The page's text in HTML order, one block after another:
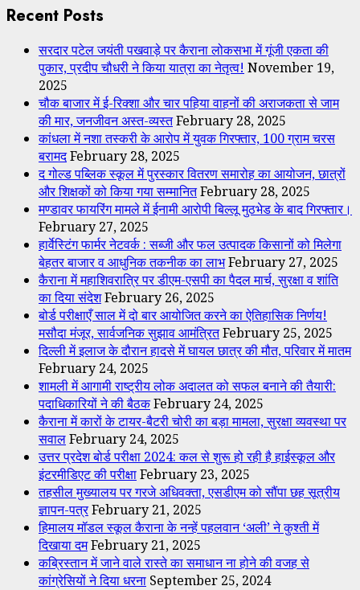
Recent Posts
सरदार पटेल जयंती पखवाड़े पर कैराना लोकसभा में गूंजी एकता की
पुकार, प्रदीप चौधरी ने किया यात्रा का नेतृत्व! November 19,
2025
चौक बाजार में ई-रिक्शा और चार पहिया वाहनों की अराजकता से जाम
की मार, जनजीवन अस्त-व्यस्तFebruary 28, 2025
कांधला में नशा तस्करी के आरोप में युवक गिरफ्तार, 100 ग्राम चरस
बरामदFebruary 28, 2025
द गोल्ड पब्लिक स्कूल में पुरस्कार वितरण समारोह का आयोजन, छात्रों
और शिक्षकों को किया गया सम्मानितFebruary 28, 2025
मण्डावर फायरिंग मामले में ईनामी आरोपी बिल्लू मुठभेड के बाद गिरफ्तार।
February 27, 2025
हार्वेस्टिंग फार्मर नेटवर्क : सब्जी और फल उत्पादक किसानों को मिलेगा
बेहतर बाजार व आधुनिक तकनीक का लाभFebruary 27, 2025
कैराना में महाशिवरात्रि पर डीएम-एसपी का पैदल मार्च, सुरक्षा व शांति
का दिया संदेशFebruary 26, 2025
बोर्ड परीक्षाएँ साल में दो बार आयोजित करने का ऐतिहासिक निर्णय!
मसौदा मंजूर, सार्वजनिक सुझाव आमंत्रितFebruary 25, 2025
दिल्ली में इलाज के दौरान हादसे में घायल छात्र की मौत, परिवार में मातम
February 24, 2025
शामली में आगामी राष्ट्रीय लोक अदालत को सफल बनाने की तैयारी:
पदाधिकारियों ने की बैठकFebruary 24, 2025
कैराना में कारों के टायर-बैटरी चोरी का बड़ा मामला, सुरक्षा व्यवस्था पर
सवालFebruary 24, 2025
उत्तर प्रदेश बोर्ड परीक्षा 2024: कल से शुरू हो रही है हाईस्कूल और
इंटरमीडिएट की परीक्षाFebruary 23, 2025
तहसील मुख्यालय पर गरजे अधिवक्ता, एसडीएम को सौंपा छह सूत्रीय
ज्ञापन-पत्रFebruary 21, 2025
हिमालय मॉडल स्कूल कैराना के नन्हें पहलवान ‘अली’ ने कुश्ती में
दिखाया दमFebruary 21, 2025
कब्रिस्तान में जाने वाले रास्ते का समाधान ना होने की वजह से
कांग्रेसियों ने दिया धरना September 25, 2024